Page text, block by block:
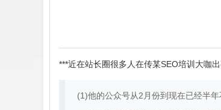
***近在站长圈很多人在传某SEO培训大咖
(1)他的公众号从2月份到现在已经半年